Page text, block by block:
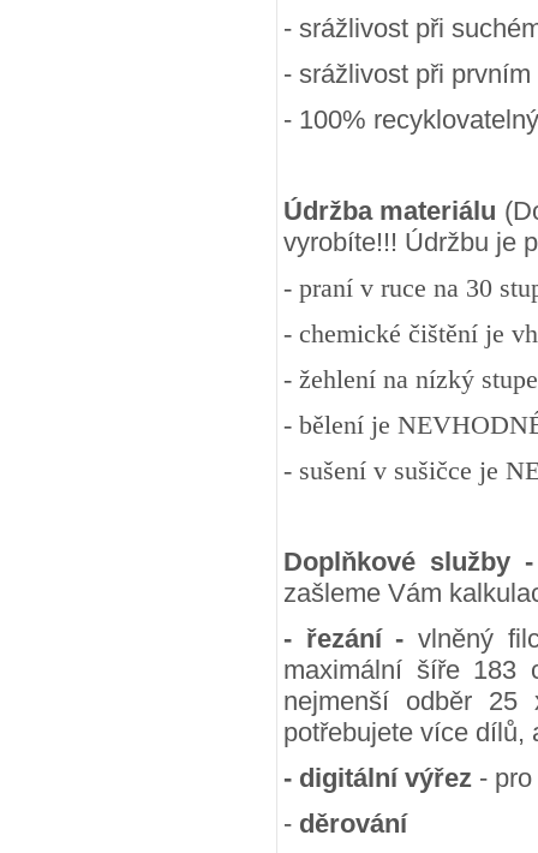
- srážlivost při
- srážlivost při
- 100% recyklovatelný
Údržba materiálu
vyrobíte!!! Údržbu je
- praní v ruce na 30
- chemické čištění je
- žehlení na nízký
- bělení je
- sušení v sušičce je
Doplňkové služby
zašleme Vám
- řezání - vlněný
maximální šíře 183
nejmenší odběr
potřebujete více dílů,
- digitální výřez -
- děrování